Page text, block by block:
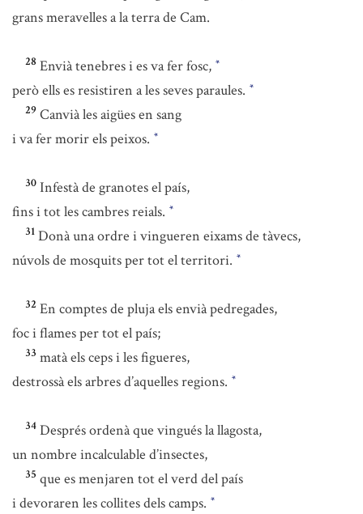
grans meravelles a la terra de Cam.
28 Envià tenebres i es va fer fosc, *
però ells es resistiren a les seves paraules. *
29 Canvià les aigües en sang
i va fer morir els peixos. *
30 Infestà de granotes el país,
fins i tot les cambres reials. *
31 Donà una ordre i vingueren eixams de tàvecs,
núvols de mosquits per tot el territori. *
32 En comptes de pluja els envià pedregades,
foc i flames per tot el país;
33 matà els ceps i les figueres,
destrossà els arbres d’aquelles regions. *
34 Després ordenà que vingués la llagosta,
un nombre incalculable d’insectes,
35 que es menjaren tot el verd del país
i devoraren les collites dels camps. *